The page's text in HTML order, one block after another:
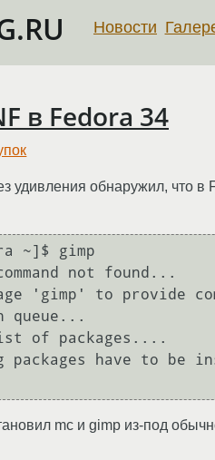
Новости
в Fedora 34
удивления обнаружил, что
~]$ gimp
not found...
'gimp' to provide
packages have to be
mc и gimp из-под